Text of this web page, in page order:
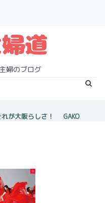
婦のブログ
が大阪らしさ！
GAKO